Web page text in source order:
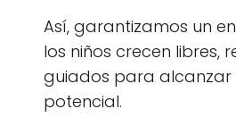
Así, garantizamos un
los niños crecen libres,
guiados para alcanzar
potencial.